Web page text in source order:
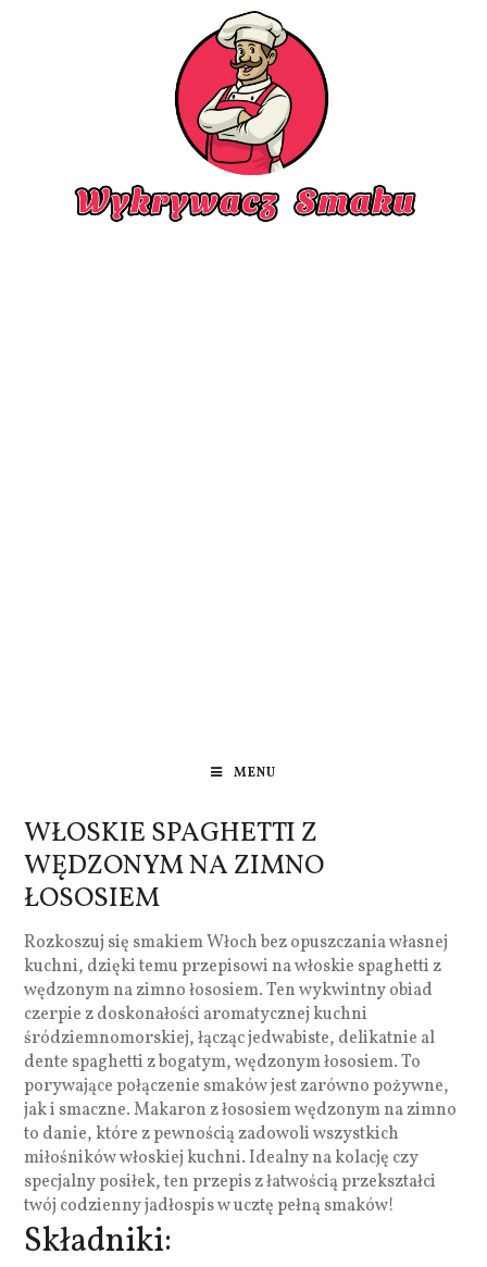
MENU
WŁOSKIE SPAGHETTI Z
WĘDZONYM NA ZIMNO
ŁOSOSIEM
Rozkoszuj się smakiem Włoch bez opuszczania własnej
kuchni, dzięki temu przepisowi na włoskie spaghetti z
wędzonym na zimno łososiem. Ten wykwintny obiad
czerpie z doskonałości aromatycznej kuchni
śródziemnomorskiej, łącząc jedwabiste, delikatnie al
dente spaghetti z bogatym, wędzonym łososiem. To
porywające połączenie smaków jest zarówno pożywne,
jak i smaczne. Makaron z łososiem wędzonym na zimno
to danie, które z pewnością zadowoli wszystkich
miłośników włoskiej kuchni. Idealny na kolację czy
specjalny posiłek, ten przepis z łatwością przekształci
twój codzienny jadłospis w ucztę pełną smaków!
Składniki: